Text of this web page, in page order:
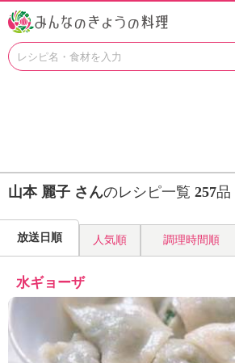
お
見
つ
よ
う
H
K
エ
デ
山本 麗子 さんのレシピ一覧 257品
放送日順 人気順 調理時間順
水ギョーザ